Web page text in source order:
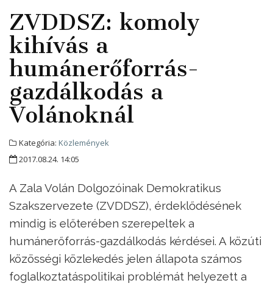
ZVDDSZ: komoly
kihívás a
humánerőforrás-
gazdálkodás a
Volánoknál
Kategória: Közlemények
2017.08.24. 14:05
A Zala Volán Dolgozóinak Demokratikus
Szakszervezete (ZVDDSZ), érdeklődésének
mindig is előterében szerepeltek a
humánerőforrás-gazdálkodás kérdései. A közúti
közösségi közlekedés jelen állapota számos
foglalkoztatáspolitikai problémát helyezett a